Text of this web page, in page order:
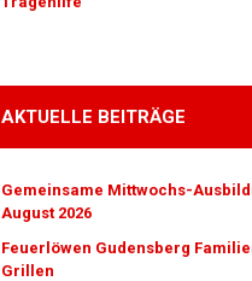
AKTUELLE BEITRÄGE
Gemeinsame Mittwochs-
August 2026
Feuerlöwen Gudensberg
Grillen